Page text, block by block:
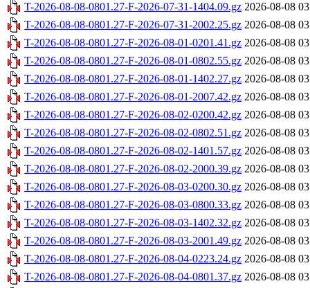
T-2026-08-08-0801.27-F-2026-07-31-1404.09.gz 2026-08-08
T-2026-08-08-0801.27-F-2026-07-31-2002.25.gz 2026-08-08
T-2026-08-08-0801.27-F-2026-08-01-0201.41.gz 2026-08-08
T-2026-08-08-0801.27-F-2026-08-01-0802.55.gz 2026-08-08
T-2026-08-08-0801.27-F-2026-08-01-1402.27.gz 2026-08-08
T-2026-08-08-0801.27-F-2026-08-01-2007.42.gz 2026-08-08
T-2026-08-08-0801.27-F-2026-08-02-0200.42.gz 2026-08-08
T-2026-08-08-0801.27-F-2026-08-02-0802.51.gz 2026-08-08
T-2026-08-08-0801.27-F-2026-08-02-1401.57.gz 2026-08-08
T-2026-08-08-0801.27-F-2026-08-02-2000.39.gz 2026-08-08
T-2026-08-08-0801.27-F-2026-08-03-0200.30.gz 2026-08-08
T-2026-08-08-0801.27-F-2026-08-03-0800.33.gz 2026-08-08
T-2026-08-08-0801.27-F-2026-08-03-1402.32.gz 2026-08-08
T-2026-08-08-0801.27-F-2026-08-03-2001.49.gz 2026-08-08
T-2026-08-08-0801.27-F-2026-08-04-0223.24.gz 2026-08-08
T-2026-08-08-0801.27-F-2026-08-04-0801.37.gz 2026-08-08